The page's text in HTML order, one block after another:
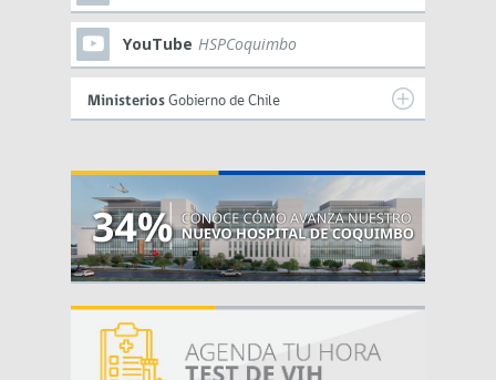
YouTube HSPCoquimbo
Ministerios Gobierno de Chile